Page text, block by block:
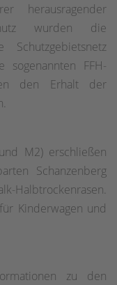
herausragender
wurden die
sogenannten FFH-
den Erhalt der
M2) erschließen
Schanzenberg
Halbtrockenrasen.
Kinderwagen und
zu den